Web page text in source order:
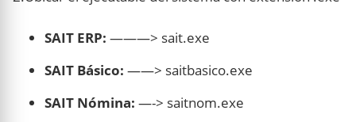
SAIT ERP: ———> sait.exe
SAIT Básico: ——> saitbasico.exe
SAIT Nómina: —-> saitnom.exe